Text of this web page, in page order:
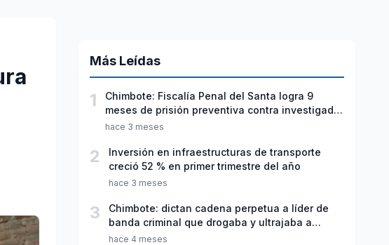
Más Leídas
1
Chimbote: Fiscalía Penal del Santa logra 9
meses de prisión preventiva contra investigado
por violación sexual y tentativa de feminicidio
hace 3 meses
2
Inversión en infraestructuras de transporte
creció 52 % en primer trimestre del año
hace 3 meses
3
Chimbote: dictan cadena perpetua a líder de
banda criminal que drogaba y ultrajaba a
jóvenes
hace 4 meses